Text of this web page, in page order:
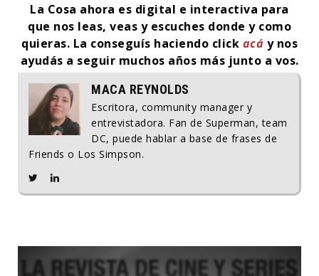
La Cosa ahora es digital e interactiva para
que nos leas, veas y escuches donde y como
quieras. La conseguís haciendo click acá y nos
ayudás a seguir muchos años más junto a vos.
MACA REYNOLDS
Escritora, community manager y
entrevistadora. Fan de Superman, team
DC, puede hablar a base de frases de
Friends o Los Simpson.